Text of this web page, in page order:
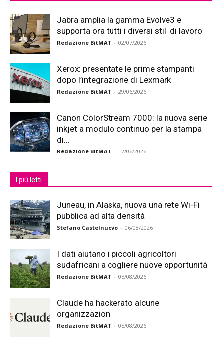
Jabra amplia la gamma Evolve3 e
supporta ora tutti i diversi stili di lavoro
Redazione BitMAT - 02/07/2026
Xerox: presentate le prime stampanti
dopo l’integrazione di Lexmark
Redazione BitMAT - 29/06/2026
Canon ColorStream 7000: la nuova serie
inkjet a modulo continuo per la stampa
di...
Redazione BitMAT - 17/06/2026
I più letti
Juneau, in Alaska, nuova una rete Wi-Fi
pubblica ad alta densità
Stefano Castelnuovo - 06/08/2026
I dati aiutano i piccoli agricoltori
sudafricani a cogliere nuove opportunità
Redazione BitMAT - 05/08/2026
Claude ha hackerato alcune
organizzazioni
Redazione BitMAT - 05/08/2026